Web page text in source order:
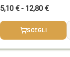
5,10€ - 12,80€Fascia
prezzo:
SCEGLI